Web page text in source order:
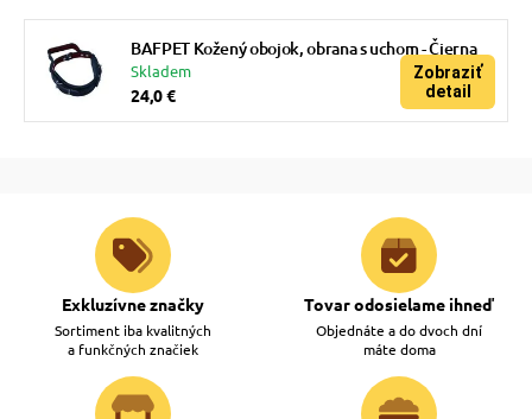
BAFPET Kožený obojok, obrana s uchom - Čierna
Skladem
24,0 €
Zobraziť
detail
Exkluzívne značky
Sortiment iba kvalitných
a funkčných značiek
Tovar odosielame ihneď
Objednáte a do dvoch dní
máte doma